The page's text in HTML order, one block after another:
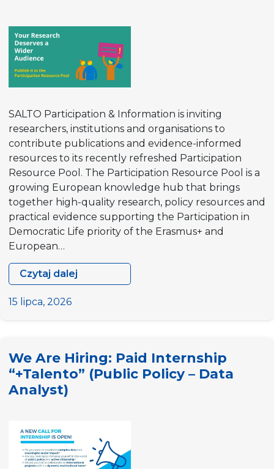
SALTO Participation & Information is inviting
researchers, institutions and organisations to
contribute publications and evidence-informed
resources to its recently refreshed Participation
Resource Pool. The Participation Resource Pool is a
growing European knowledge hub that brings
together high-quality research, policy resources and
practical evidence supporting the Participation in
Democratic Life priority of the Erasmus+ and
European…
Czytaj dalej
Call
the
Participation
15 lipca, 2026
We Are Hiring: Paid Internship
“+Talento” (Public Policy – Data
Analyst)